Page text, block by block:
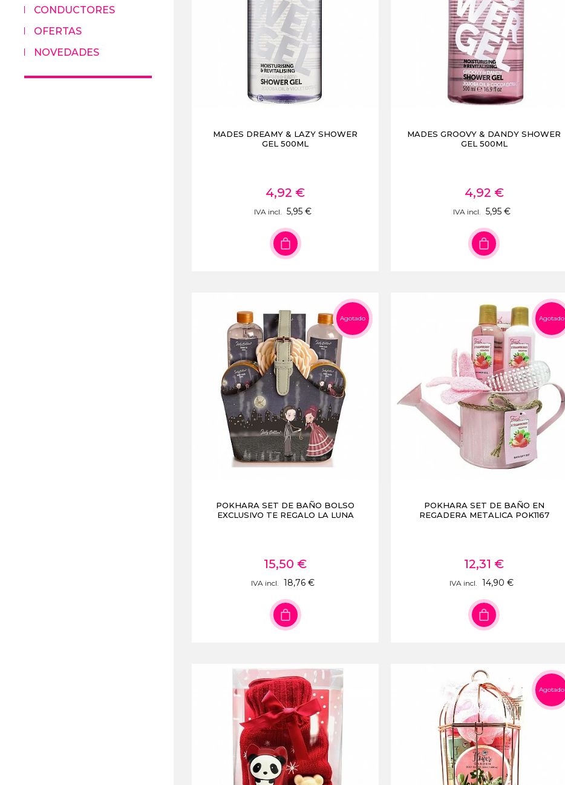
CONDUCTORES
OFERTAS
NOVEDADES
MADES DREAMY & LAZY SHOWER
GEL 500ML
4,92 €
IVA incl. 5,95 €
MADES GROOVY & DANDY SHOWER
GEL 500ML
4,92 €
IVA incl. 5,95 €
POKHARA SET DE BAÑO BOLSO
EXCLUSIVO TE REGALO LA LUNA
15,50 €
IVA incl. 18,76 €
Agotado
POKHARA SET DE BAÑO EN
REGADERA METALICA POK1167
12,31 €
IVA incl. 14,90 €
Agotado
Agotado